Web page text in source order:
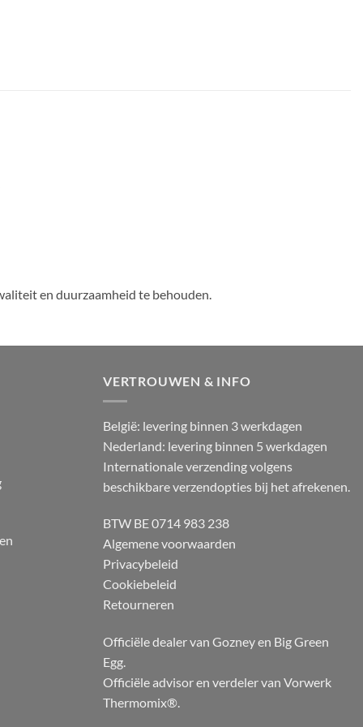
en duurzaamheid te behouden.
VERTROUWEN & INFO
België: levering binnen 3 werkdagen
Nederland: levering binnen 5 werkdagen
Internationale verzending volgens
beschikbare verzendopties bij het afrekenen.
BTW BE 0714 983 238
Algemene voorwaarden
Privacybeleid
Cookiebeleid
Retourneren
Officiële dealer van Gozney en Big Green
Egg.
Officiële advisor en verdeler van Vorwerk
Thermomix®.